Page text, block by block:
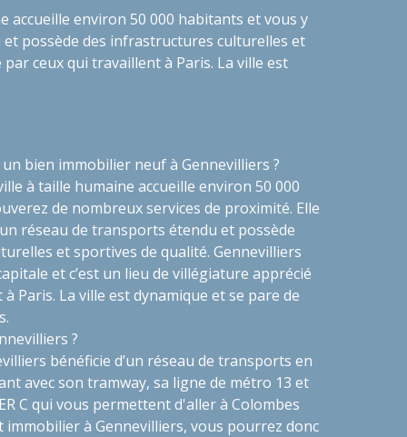
accueille environ 50 000 habitants et vous y
possède des infrastructures culturelles et
ceux qui travaillent à Paris. La ville est
bien immobilier neuf à Gennevilliers ?
à taille humaine accueille environ 50 000
de nombreux services de proximité. Elle
réseau de transports étendu et possède
et sportives de qualité. Gennevilliers
et c’est un lieu de villégiature apprécié
Paris. La ville est dynamique et se pare de
?
bénéficie d’un réseau de transports en
avec son tramway, sa ligne de métro 13 et
C qui vous permettent d'aller à Colombes
immobilier à Gennevilliers, vous pourrez donc